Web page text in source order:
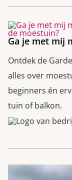
Ga je met mij
Ontdek de
alles over
beginners én
tuin of balkon.